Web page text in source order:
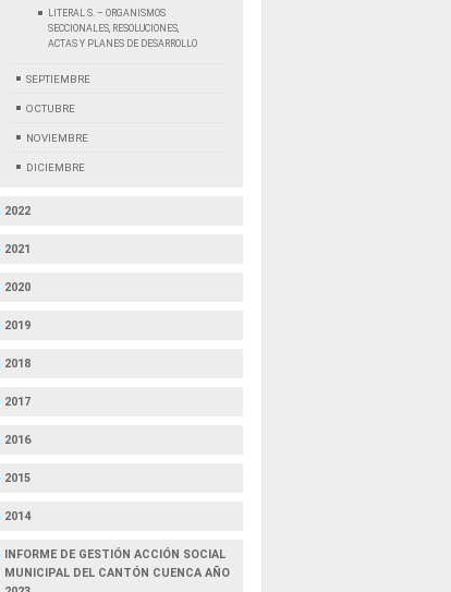
LITERAL S. – ORGANISMOS
SECCIONALES, RESOLUCIONES,
ACTAS Y PLANES DE DESARROLLO
SEPTIEMBRE
OCTUBRE
NOVIEMBRE
DICIEMBRE
2022
2021
2020
2019
2018
2017
2016
2015
2014
INFORME DE GESTIÓN ACCIÓN SOCIAL
MUNICIPAL DEL CANTÓN CUENCA AÑO